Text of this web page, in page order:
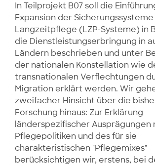
In Teilprojekt B07 soll die
Expansion der
Langzeitpflege (LZP-Systeme) in
die Dienstleistungserbringung in
Ländern beschrieben und unter
der nationalen Konstellation wie
transnationalen Verflechtungen
Migration erklärt werden. Wir
zweifacher Hinsicht über die
Forschung hinaus: Zur Erklärung
länderspezifischer Ausprägungen
Pflegepolitiken und des für sie
charakteristischen "Pflegemixes"
berücksichtigen wir, erstens, bei